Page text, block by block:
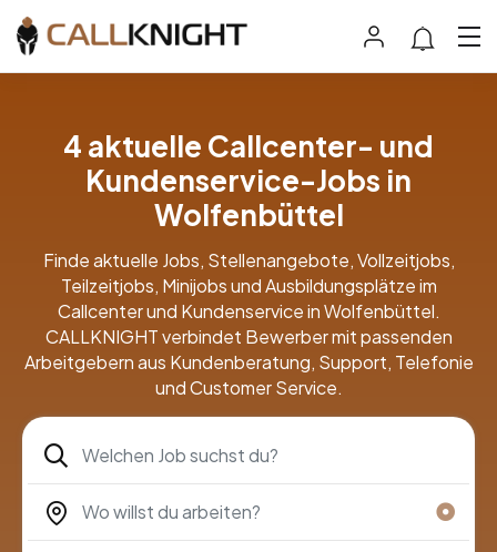
4 aktuelle Callcenter- und
Kundenservice-Jobs in
Wolfenbüttel
Finde aktuelle Jobs, Stellenangebote, Vollzeitjobs,
Teilzeitjobs, Minijobs und Ausbildungsplätze im
Callcenter und Kundenservice in Wolfenbüttel.
CALLKNIGHT verbindet Bewerber mit passenden
Arbeitgebern aus Kundenberatung, Support, Telefonie
und Customer Service.